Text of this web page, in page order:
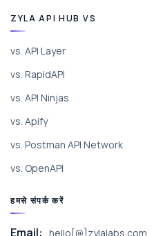
ZYLA API HUB VS
vs. API Layer
vs. RapidAPI
vs. API Ninjas
vs. Apify
vs. Postman API Network
vs. OpenAPI
हमसे संपर्क करें
Email: hello[@]zylalabs.com